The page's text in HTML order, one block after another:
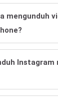
mengunduh
Instagram